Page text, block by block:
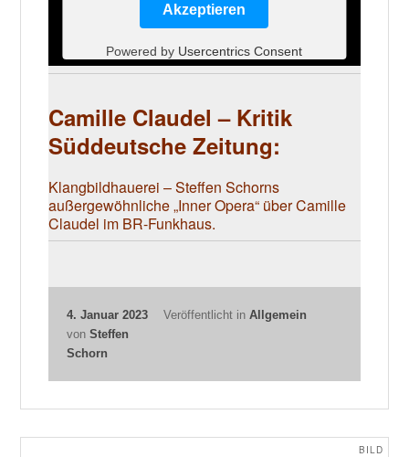
Akzeptieren
Powered by Usercentrics Consent
Management Platform
Camille Claudel – Kritik
Süddeutsche Zeitung:
Klangbildhauerei – Steffen Schorns
außergewöhnliche „Inner Opera“ über Camille
Claudel im BR-Funkhaus.
4. Januar 2023
vonSteffen
Schorn
Veröffentlicht in Allgemein
BILD